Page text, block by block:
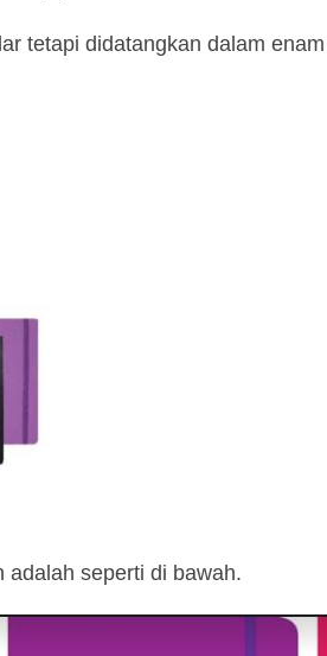
tetapi didatangkan dalam
adalah seperti di bawah.